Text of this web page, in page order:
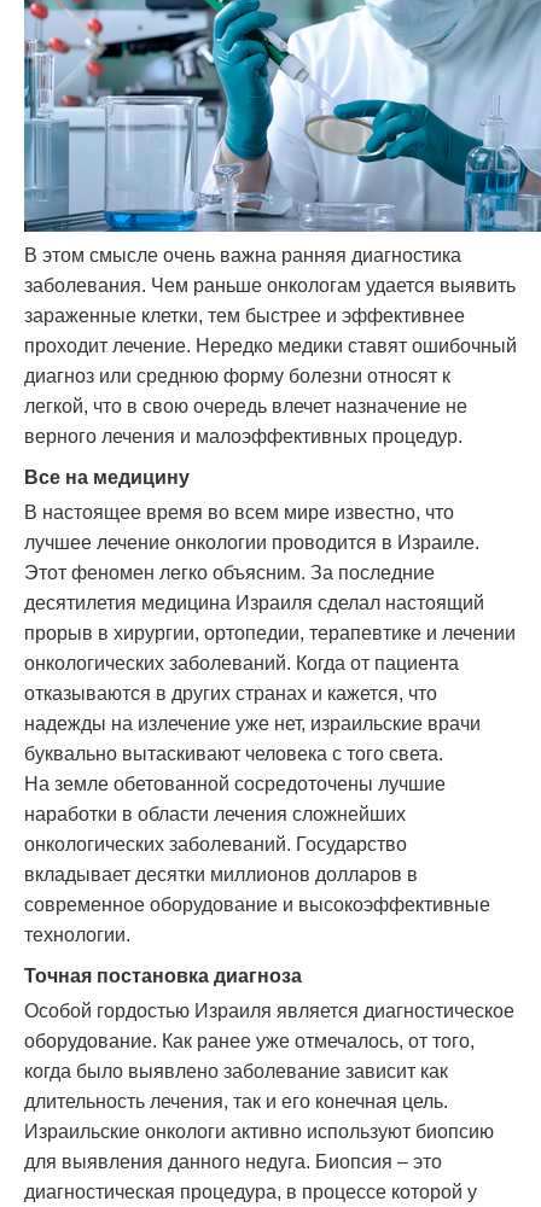
В этом смысле очень важна ранняя диагностика
заболевания. Чем раньше онкологам удается выявить
зараженные клетки, тем быстрее и эффективнее
проходит лечение. Нередко медики ставят ошибочный
диагноз или среднюю форму болезни относят к
легкой, что в свою очередь влечет назначение не
верного лечения и малоэффективных процедур.
Все на медицину
В настоящее время во всем мире известно, что
лучшее лечение онкологии проводится в Израиле.
Этот феномен легко объясним. За последние
десятилетия медицина Израиля сделал настоящий
прорыв в хирургии, ортопедии, терапевтике и лечении
онкологических заболеваний. Когда от пациента
отказываются в других странах и кажется, что
надежды на излечение уже нет, израильские врачи
буквально вытаскивают человека с того света.
На земле обетованной сосредоточены лучшие
наработки в области лечения сложнейших
онкологических заболеваний. Государство
вкладывает десятки миллионов долларов в
современное оборудование и высокоэффективные
технологии.
Точная постановка диагноза
Особой гордостью Израиля является диагностическое
оборудование. Как ранее уже отмечалось, от того,
когда было выявлено заболевание зависит как
длительность лечения, так и его конечная цель.
Израильские онкологи активно используют биопсию
для выявления данного недуга. Биопсия – это
диагностическая процедура, в процессе которой у